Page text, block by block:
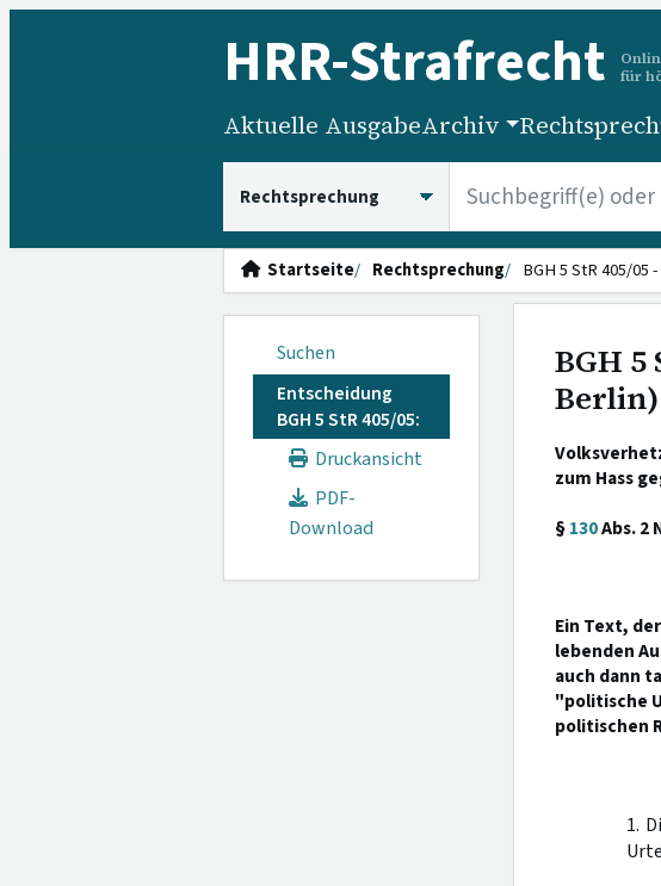
HRR-Strafrecht
für
Aktuelle AusgabeArchiv
Startseite Rechtsprechung BGH 5 StR 405/05
Suchen
Entscheidung
BGH 5 StR 405/05:
Druckansicht
PDF-
Download
BGH 5
Berlin)
zum Hass
§130Abs. 2
Ein Text,
lebenden
auch dann
"politische
politischen
1.